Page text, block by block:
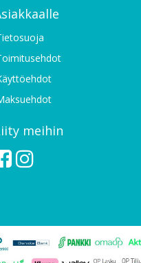
meihin